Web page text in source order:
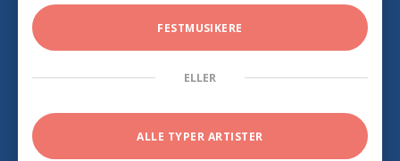
FESTMUSIKERE
ELLER
ALLE TYPER ARTISTER